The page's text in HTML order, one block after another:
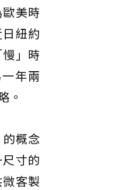
美時
紐約
」時
年兩
。
概念
寸的
客製